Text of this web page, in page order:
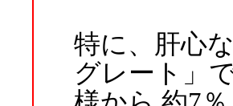
特に、肝心
グレート」